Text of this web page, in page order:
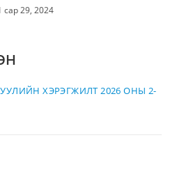
сар 29, 2024
ХЭРЭГЖИЛТ 2026 ОНЫ 2-